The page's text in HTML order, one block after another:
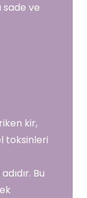
ve
kir,
toksinleri
Bu